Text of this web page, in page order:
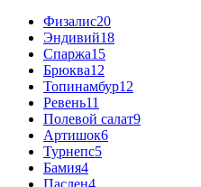
Физалис20
Эндивий18
Спаржа15
Брюква12
Топинамбур12
Ревень11
Полевой салат9
Артишок6
Турнепс5
Бамия4